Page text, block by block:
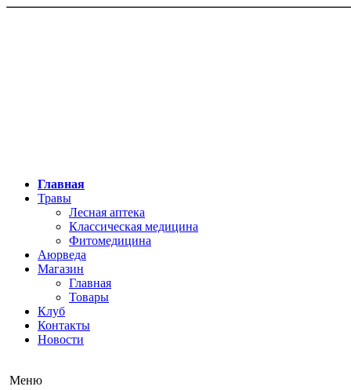
Главная
Травы
Лесная аптека
Классическая медицина
Фитомедицина
Аюрведа
Магазин
Главная
Товары
Клуб
Контакты
Новости
Меню